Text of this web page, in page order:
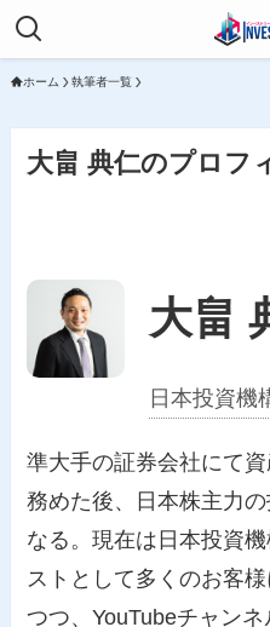
ホーム 執筆者一覧
大畠 典仁のプロフ
大畠
日本投資機
準大手の証券会社にて
務めた後、日本株主力
なる。現在は日本投資
ストとして多くのお客
つつ、YouTubeチャン